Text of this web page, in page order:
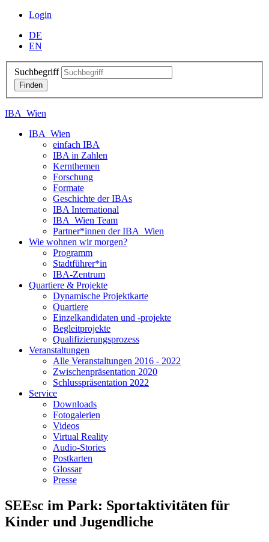
Login
DE
EN
Suchbegriff
IBA_Wien
IBA_Wien
einfach IBA
IBA in Zahlen
Kernthemen
Forschung
Formate
Geschichte der IBAs
IBA International
IBA_Wien Team
Partner*innen der IBA_Wien
Wie wohnen wir morgen?
Programm
Stadtführer*in
IBA-Zentrum
Quartiere & Projekte
Dynamische Projektkarte
Quartiere
Einzelkandidaten und -projekte
Begleitprojekte
Qualifizierungsprozess
Veranstaltungen
Alle Veranstaltungen 2016 - 2022
Zwischenpräsentation 2020
Schlusspräsentation 2022
Service
Downloads
Fotogalerien
Videos
Virtual Reality
Audio-Stories
Postkarten
Glossar
Presse
SEEsc im Park: Sportaktivitäten für
Kinder und Jugendliche